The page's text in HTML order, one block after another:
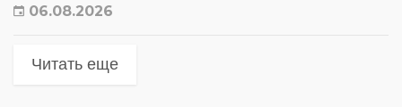
06.08.2026
Читать еще